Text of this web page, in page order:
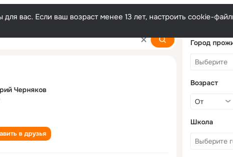
вас. Если ваш возраст менее 13 лет, настроить cookie-
Черняков
в друзья
Город
Возраст
Школа